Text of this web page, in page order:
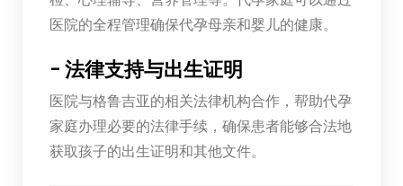
医院的全程管理确保代孕母亲和婴儿的健康。
– 法律支持与出生证明
医院与格鲁吉亚的相关法律机构合作，帮助代孕
家庭办理必要的法律手续，确保患者能够合法地
获取孩子的出生证明和其他文件。